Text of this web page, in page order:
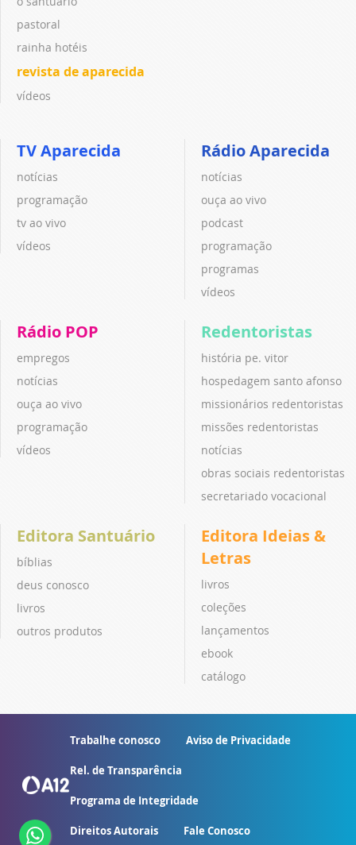
pastoral
rainha hotéis
revista de aparecida
vídeos
TV Aparecida
notícias
programação
tv ao vivo
vídeos
Rádio Aparecida
notícias
ouça ao vivo
podcast
programação
programas
vídeos
Rádio POP
empregos
notícias
ouça ao vivo
programação
vídeos
Redentoristas
história pe. vitor
hospedagem santo afonso
missionários redentoristas
missões redentoristas
notícias
obras sociais redentoristas
secretariado vocacional
Editora Santuário
bíblias
deus conosco
livros
outros produtos
Editora Ideias &
Letras
livros
coleções
lançamentos
ebook
catálogo
Trabalhe conosco Aviso de Privacidade
Rel. de Transparência
Programa de Integridade
Direitos Autorais Fale Conosco